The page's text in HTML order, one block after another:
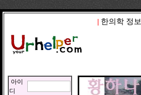
| 한의학 정보
아이
디